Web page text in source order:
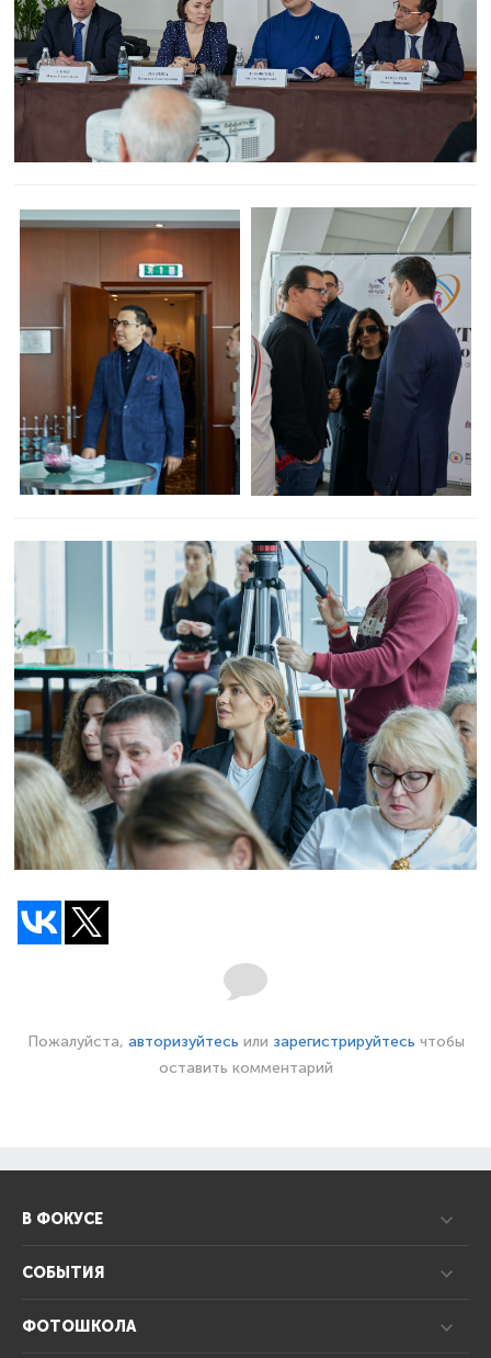
Пожалуйста, авторизуйтесь или зарегистрируйтесь чтобы
оставить комментарий
В ФОКУСЕ
СОБЫТИЯ
ФОТОШКОЛА